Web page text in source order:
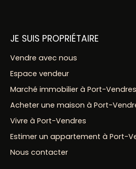
JE SUIS PROPRIÉTAIRE
Vendre avec nous
Espace vendeur
Marché immobilier à Port-Vendres
Acheter une maison à Port-
Vivre à Port-Vendres
Estimer un appartement à Port-
Nous contacter